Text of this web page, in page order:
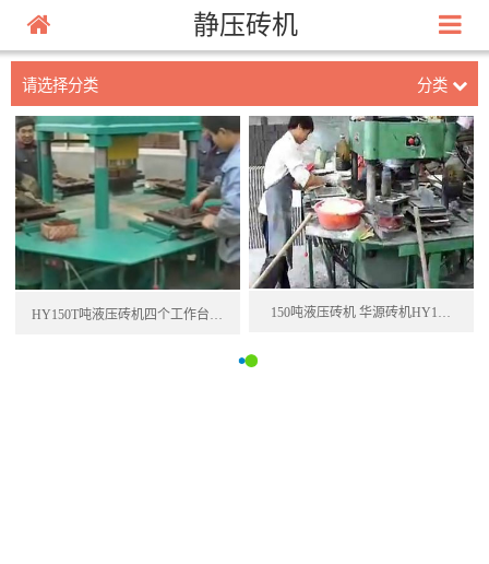
静压砖机
请选择分类 分类
HY150T吨液压砖机四个工作台… 150吨液压砖机 华源砖机HY1…